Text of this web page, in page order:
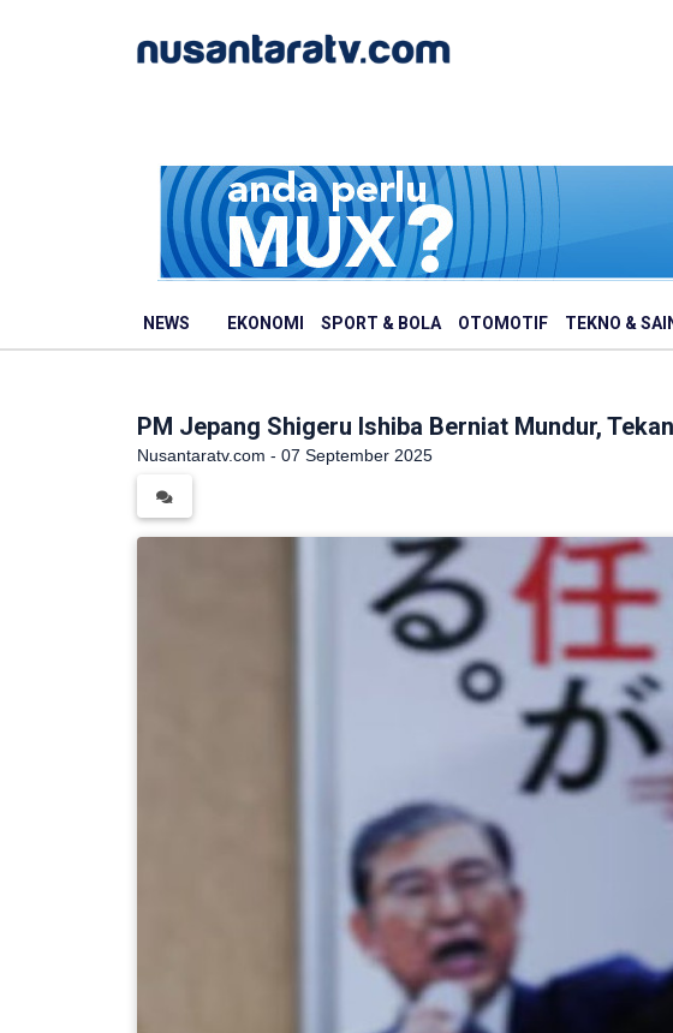
NEWS EKONOMI SPORT & BOLA OTOMOTIF TEKNO &
PM Jepang Shigeru Ishiba Berniat Mundur,
Nusantaratv.com - 07 September 2025